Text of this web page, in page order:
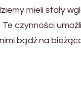
mieli stały
czynności
bądź na